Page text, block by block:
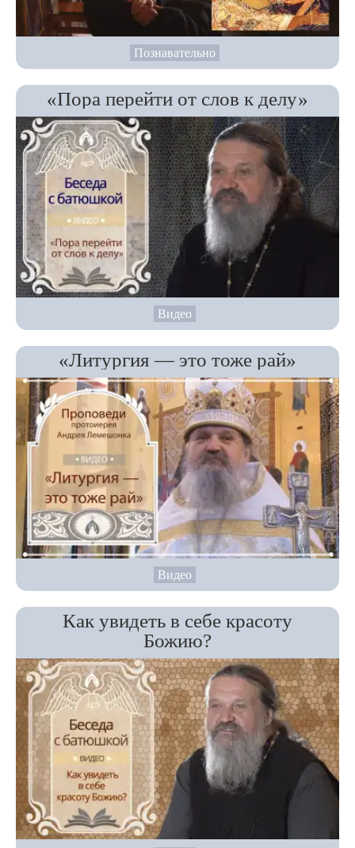
Познавательно
«Пора перейти от слов к делу»
Видео
«Литургия — это тоже рай»
Видео
Как увидеть в себе красоту
Божию?